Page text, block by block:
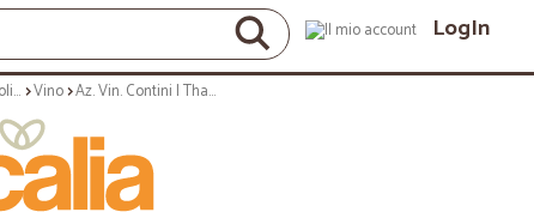
LogIn
Acqua, Bibite e Alcolici Vino Az. Vin. Contini | Tharros Rosso 'Maluentu' - 75cl annata 2018